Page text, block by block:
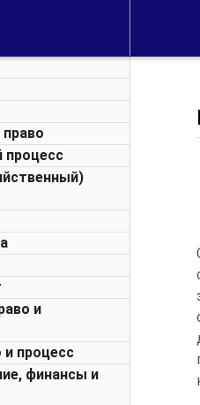
процесс
и
и процесс
финансы и